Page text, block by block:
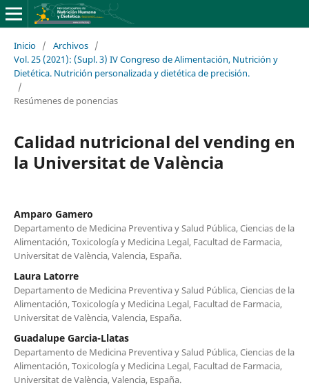
Inicio / Archivos /
Vol. 25 (2021): (Supl. 3) IV Congreso de Alimentación, Nutrición y
Dietética. Nutrición personalizada y dietética de precisión.
/
Resúmenes de ponencias
Calidad nutricional del vending en
la Universitat de València
Amparo Gamero
Departamento de Medicina Preventiva y Salud Pública, Ciencias de la
Alimentación, Toxicología y Medicina Legal, Facultad de Farmacia,
Universitat de València, Valencia, España.
Laura Latorre
Departamento de Medicina Preventiva y Salud Pública, Ciencias de la
Alimentación, Toxicología y Medicina Legal, Facultad de Farmacia,
Universitat de València, Valencia, España.
Guadalupe Garcia-Llatas
Departamento de Medicina Preventiva y Salud Pública, Ciencias de la
Alimentación, Toxicología y Medicina Legal, Facultad de Farmacia,
Universitat de València, Valencia, España.